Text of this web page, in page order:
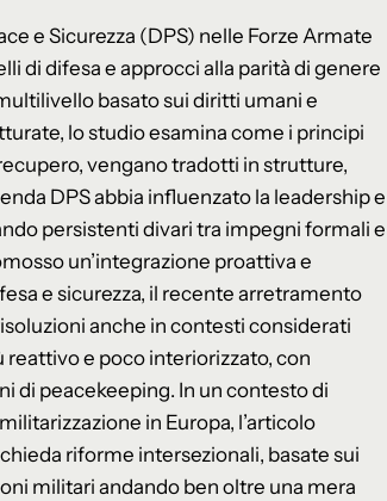
e Sicurezza (DPS) nelle Forze Armate
di difesa e approcci alla parità di genere
basato sui diritti umani e
lo studio esamina come i principi
vengano tradotti in strutture,
DPS abbia influenzato la leadership e
persistenti divari tra impegni formali e
un’integrazione proattiva e
e sicurezza, il recente arretramento
anche in contesti considerati
reattivo e poco interiorizzato, con
di peacekeeping. In un contesto di
in Europa, l’articolo
riforme intersezionali, basate sui
militari andando ben oltre una mera